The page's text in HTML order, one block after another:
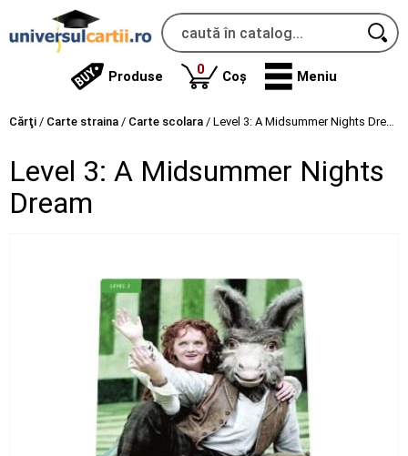
Produse 0produse
Coș Meniu
Cărţi / Carte straina / Carte scolara / Level 3: A Midsummer Nights Dream
Level 3: A Midsummer Nights
Dream